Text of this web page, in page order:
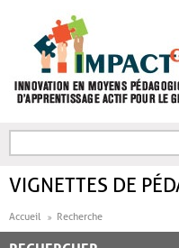
FORMULAIRE DE
VIGNETTES DE
Accueil Recherche